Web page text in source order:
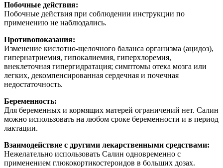
Побочные действия:
Побочные действия при соблюдении инструкции по
применению не наблюдались.
Противопоказания:
Изменение кислотно-щелочного баланса организма (ацидоз),
гипернатриемия, гипокалиемия, гиперхлоремия,
внеклеточная гипергидратация; симптомы отека мозга или
легких, декомпенсированная сердечная и почечная
недостаточность.
Беременность:
Для беременных и кормящих матерей ограничений нет. Салин
можно использовать на любом сроке беременности и в период
лактации.
Взаимодействие с другими лекарственными средствами:
Нежелательно использовать Салин одновременно с
применением глюкокортикостероидов в больших дозах.